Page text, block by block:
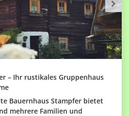
– Ihr rustikales Gruppenhaus
Bauernhaus Stampfer bietet
mehrere Familien und